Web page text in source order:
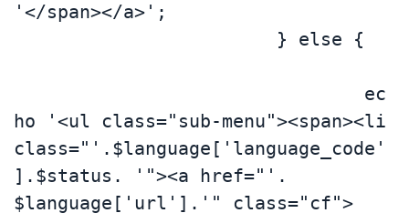
'</span></a>';
ho '<ul class="sub-menu"><span><li
class="'.$language['language_code'
].$status. '"><a href="'.
$language['url'].'" class="cf">